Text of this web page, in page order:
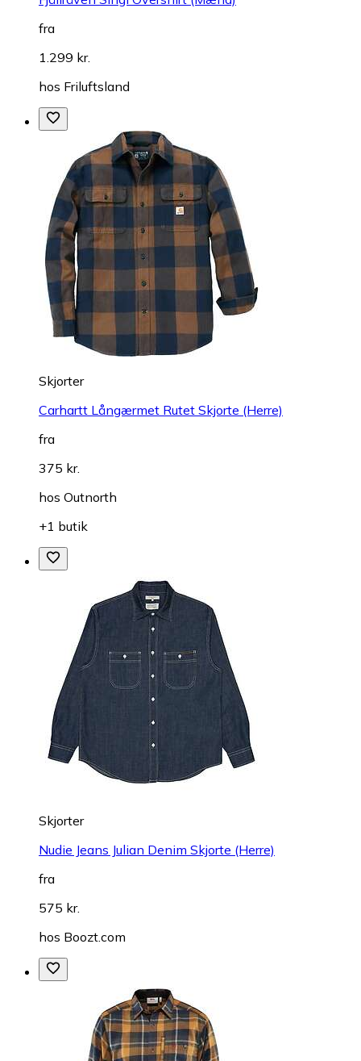
fra
1.299 kr.
hos Friluftsland
Skjorter
Carhartt Långærmet Rutet Skjorte (Herre)
fra
375 kr.
hos Outnorth
+1 butik
Skjorter
Nudie Jeans Julian Denim Skjorte (Herre)
fra
575 kr.
hos Boozt.com